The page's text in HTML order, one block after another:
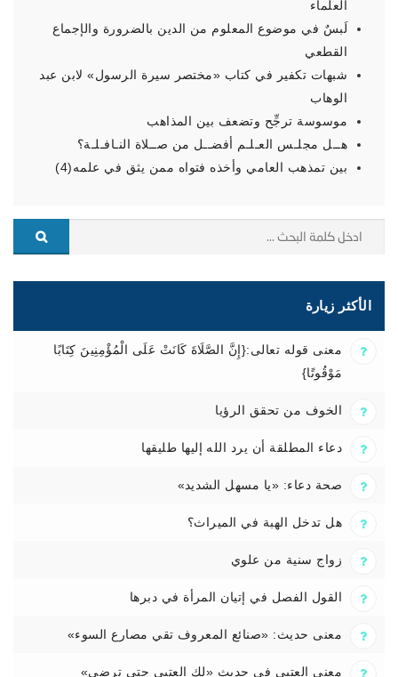
العلماء
لَبسٌ في موضوع المعلوم من الدين بالضرورة والإجماع
القطعي
شبهات تكفير في كتاب «مختصر سيرة الرسول» لابن عبد
الوهاب
موسوسة ترجِّح وتضعف بين المذاهب
هــل مجلـس العـلـم أفضــل من صــلاة النـافـلـة؟
بين تمذهب العامي وأخذه فتواه ممن يثق في علمه(4)
الأكثر زيارة
معنى قوله تعالى:{إِنَّ الصَّلَاةَ كَانَتْ عَلَى الْمُؤْمِنِينَ كِتَابًا
مَوْقُوتًا}
الخوف من تحقق الرؤيا
دعاء المطلقة أن يرد الله إليها طليقها
صحة دعاء: «يا مسهل الشديد»
هل تدخل الهبة في الميراث؟
زواج سنية من علوي
القول الفصل في إتيان المرأة في دبرها
معنى حديث: «صنائع المعروف تقي مصارع السوء»
معنى العتبى في حديث «لك العتبى حتى ترضى»